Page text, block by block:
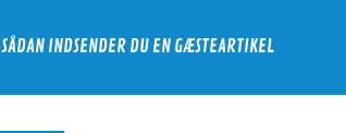
SÅDAN INDSENDER DU EN GÆSTEARTIKEL